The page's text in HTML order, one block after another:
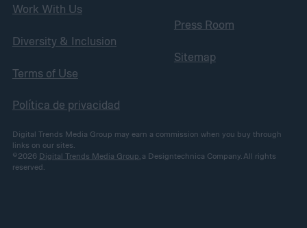
Work With Us
Diversity & Inclusion
Terms of Use
Política de privacidad
Press Room
Sitemap
Digital Trends Media Group may earn a commission when you buy through
links on our sites.
©2026 Digital Trends Media Group, a Designtechnica Company. All rights
reserved.